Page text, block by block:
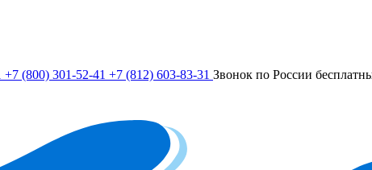
+7 (800) 301-52-41 +7 (812) 603-83-31 Звонок по России